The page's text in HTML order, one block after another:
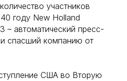
участников
году New Holland
– автоматический пресс-
спасший компанию от
США во Вторую